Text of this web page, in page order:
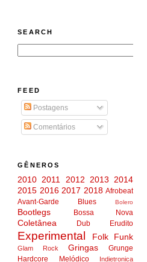
SEARCH
FEED
Postagens
Comentários
GÊNEROS
2010 2011 2012 2013 2014
2015 2016 2017 2018 Afrobeat
Avant-Garde
Blues Bolero
Bootlegs Bossa Nova
Coletânea Dub Erudito
Experimental Folk Funk
Glam Rock Gringas
Grunge
Hardcore Melódico
Indietronica